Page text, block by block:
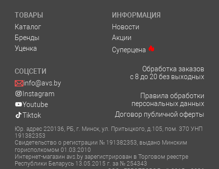
ТОВАРЫ
Каталог
Бренды
Уценка
ИНФОРМАЦИЯ
Новости
Акции
Суперцена
СОЦСЕТИ
info@avs.by
Instagram
Youtube
Tiktok
Обработка заказов
с 8 до 20 без выходных
Правила обработки
персональных данных
Договор публичной оферты
Юр. адрес 220136, РБ, г. Минск, ул. Притыцкого, д.105, пом. 370 УНП
191382353
Свидетельство о регистрации № 191382353, выдано Минским
горисполкомом 01.03.2010
Интернет-магазин avs.by зарегистрирован в Торговом реестре
Республики Беларусь 13.05.2015 г. за № 254343